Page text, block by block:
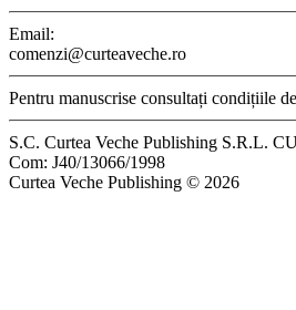
Email:
comenzi@curteaveche.ro
Pentru manuscrise consultați condițiile
S.C. Curtea Veche Publishing S.R.L.
Com: J40/13066/1998
Curtea Veche Publishing © 2026